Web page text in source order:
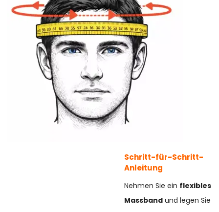
Schritt-für-Schritt-
Anleitung
Nehmen Sie ein flexibles
Massband und legen Sie